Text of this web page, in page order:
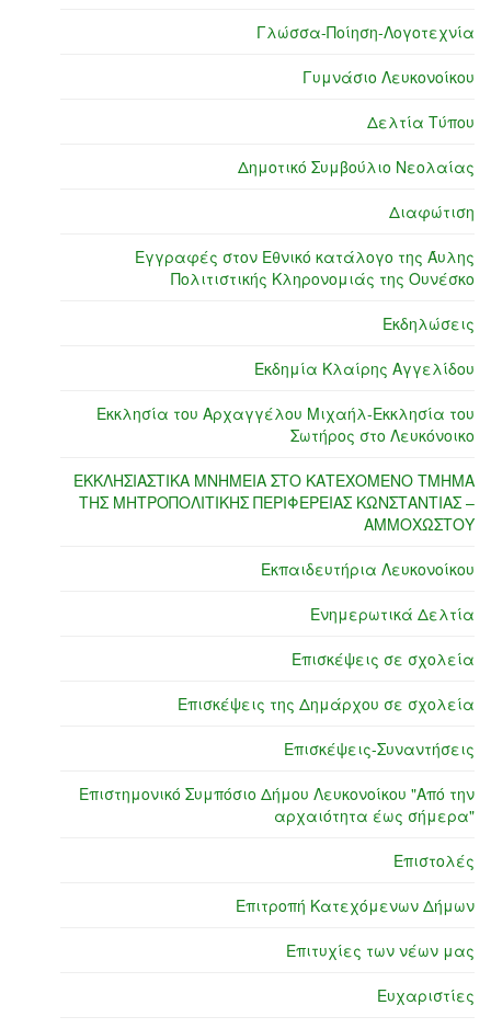
Γλώσσα-Ποίηση-Λογοτεχνία
Γυμνάσιο Λευκονοίκου
Δελτία Τύπου
Δημοτικό Συμβούλιο Νεολαίας
Διαφώτιση
Εγγραφές στον Εθνικό κατάλογο της Άυλης
Πολιτιστικής Κληρονομιάς της Ουνέσκο
Εκδηλώσεις
Εκδημία Κλαίρης Αγγελίδου
Εκκλησία του Αρχαγγέλου Μιχαήλ-Εκκλησία του
Σωτήρος στο Λευκόνοικο
ΕΚΚΛΗΣΙΑΣΤΙΚΑ ΜΝΗΜΕΙΑ ΣΤΟ ΚΑΤΕΧΟΜΕΝΟ ΤΜΗΜΑ
ΤΗΣ ΜΗΤΡΟΠΟΛΙΤΙΚΗΣ ΠΕΡΙΦΕΡΕΙΑΣ ΚΩΝΣΤΑΝΤΙΑΣ –
ΑΜΜΟΧΩΣΤΟΥ
Εκπαιδευτήρια Λευκονοίκου
Ενημερωτικά Δελτία
Επισκέψεις σε σχολεία
Επισκέψεις της Δημάρχου σε σχολεία
Επισκέψεις-Συναντήσεις
Επιστημονικό Συμπόσιο Δήμου Λευκονοίκου "Από την
αρχαιότητα έως σήμερα"
Επιστολές
Επιτροπή Κατεχόμενων Δήμων
Επιτυχίες των νέων μας
Ευχαριστίες